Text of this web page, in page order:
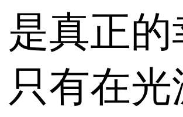
是真正的
只有在光